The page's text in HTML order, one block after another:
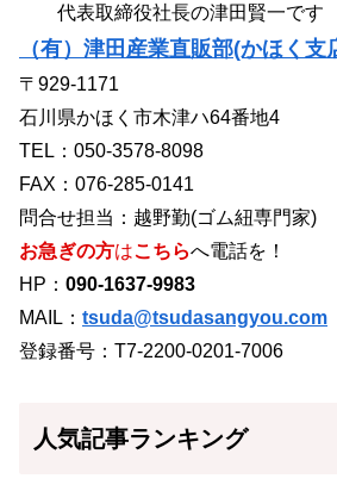
代表取締役社長の津田賢一です
（有）津田産業直販部(かほく支
〒929-1171
石川県かほく市木津ハ64番地4
TEL：050-3578-8098
FAX：076-285-0141
問合せ担当：越野勤(ゴム紐専門家)
お急ぎの方はこちらへ電話を！
HP： 090-1637-9983
MAIL： tsuda@tsudasangyou.com
登録番号：T7-2200-0201-7006
人気記事ランキング